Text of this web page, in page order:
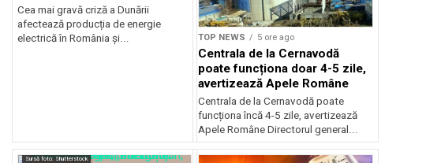
Cea mai gravă criză a Dunării
afectează producția de energie
electrică în România și...
TOP NEWS 5 ore ago
Centrala de la Cernavodă
poate funcționa doar 4-5 zile,
avertizează Apele Române
Centrala de la Cernavodă poate
funcționa încă 4-5 zile, avertizează
Apele Române Directorul general...
Sursă foto: Shutterstock